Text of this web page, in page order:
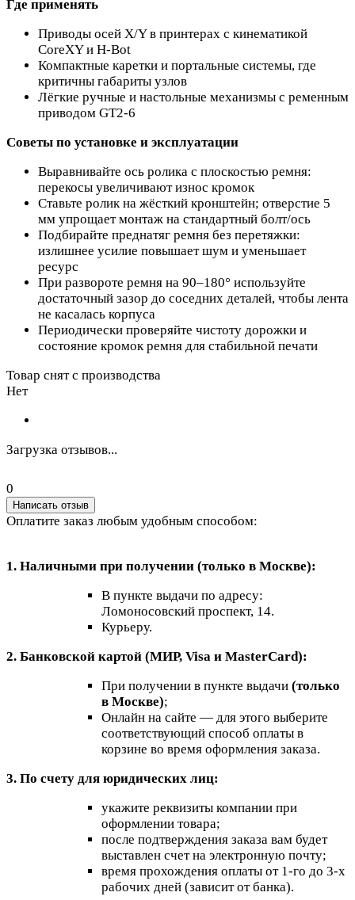
Где применять
Приводы осей X/Y в принтерах с кинематикой
CoreXY и H‑Bot
Компактные каретки и портальные системы, где
критичны габариты узлов
Лёгкие ручные и настольные механизмы с ременным
приводом GT2‑6
Советы по установке и эксплуатации
Выравнивайте ось ролика с плоскостью ремня:
перекосы увеличивают износ кромок
Ставьте ролик на жёсткий кронштейн; отверстие 5
мм упрощает монтаж на стандартный болт/ось
Подбирайте преднатяг ремня без перетяжки:
излишнее усилие повышает шум и уменьшает
ресурс
При развороте ремня на 90–180° используйте
достаточный зазор до соседних деталей, чтобы лента
не касалась корпуса
Периодически проверяйте чистоту дорожки и
состояние кромок ремня для стабильной печати
Товар снят с производства
Нет
Загрузка отзывов...
0
Написать отзыв
Оплатите заказ любым удобным способом:
1. Наличными при получении (только в Москве):
В пункте выдачи по адресу:
Ломоносовский проспект, 14.
Курьеру.
2. Банковской картой (МИР, Visa и MasterCard):
При получении в пункте выдачи (только
в Москве);
Онлайн на сайте — для этого выберите
соответствующий способ оплаты в
корзине во время оформления заказа.
3. По счету для юридических лиц:
укажите реквизиты компании при
оформлении товара;
после подтверждения заказа вам будет
выставлен счет на электронную почту;
время прохождения оплаты от 1-го до 3-х
рабочих дней (зависит от банка).